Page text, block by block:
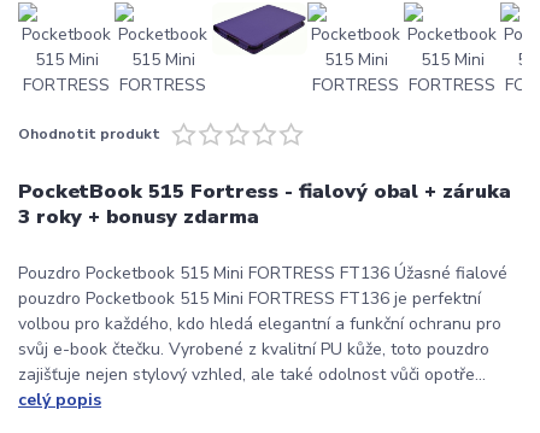
Ohodnotit produkt
PocketBook 515 Fortress - fialový obal + záruka
3 roky + bonusy zdarma
Pouzdro Pocketbook 515 Mini FORTRESS FT136 Úžasné fialové
pouzdro Pocketbook 515 Mini FORTRESS FT136 je perfektní
volbou pro každého, kdo hledá elegantní a funkční ochranu pro
svůj e-book čtečku. Vyrobené z kvalitní PU kůže, toto pouzdro
zajišťuje nejen stylový vzhled, ale také odolnost vůči opotře...
celý popis